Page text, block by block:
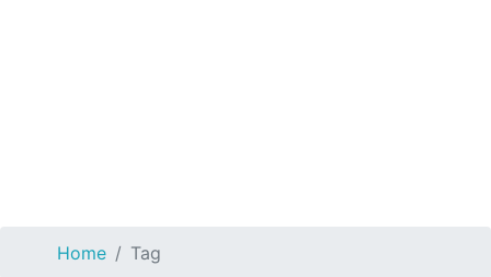
Home Tag